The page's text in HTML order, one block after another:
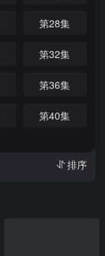
第28集
第32集
第36集
第40集
排序